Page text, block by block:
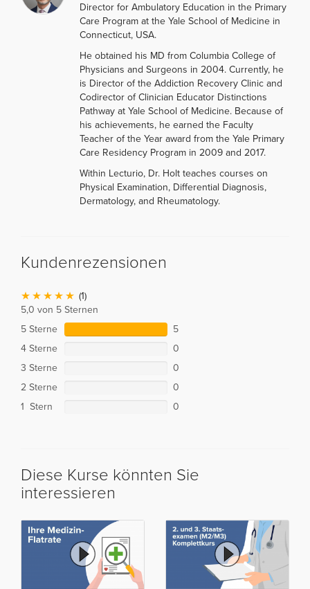
Director for Ambulatory Education in the Primary
Care Program at the Yale School of Medicine in
Connecticut, USA.
He obtained his MD from Columbia College of
Physicians and Surgeons in 2004. Currently, he
is Director of the Addiction Recovery Clinic and
Codirector of Clinician Educator Distinctions
Pathway at Yale School of Medicine. Because of
his achievements, he earned the Faculty
Teacher of the Year award from the Yale Primary
Care Residency Program in 2009 and 2017.
Within Lecturio, Dr. Holt teaches courses on
Physical Examination, Differential Diagnosis,
Dermatology, and Rheumatology.
Kundenrezensionen
(1)
5,0 von 5 Sternen
5 Sterne
5
4 Sterne
0
3 Sterne
0
2 Sterne
0
1 Stern
0
Diese Kurse könnten Sie
interessieren